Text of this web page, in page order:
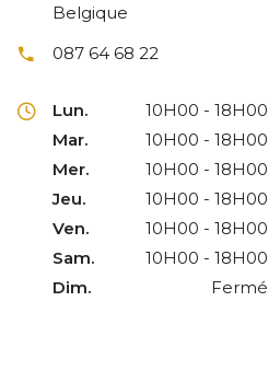
Belgique
087 64 68 22
Lun.
10H00 - 18H00
Mar.
10H00 - 18H00
Mer.
10H00 - 18H00
Jeu.
10H00 - 18H00
Ven.
10H00 - 18H00
Sam.
10H00 - 18H00
Dim.
Fermé